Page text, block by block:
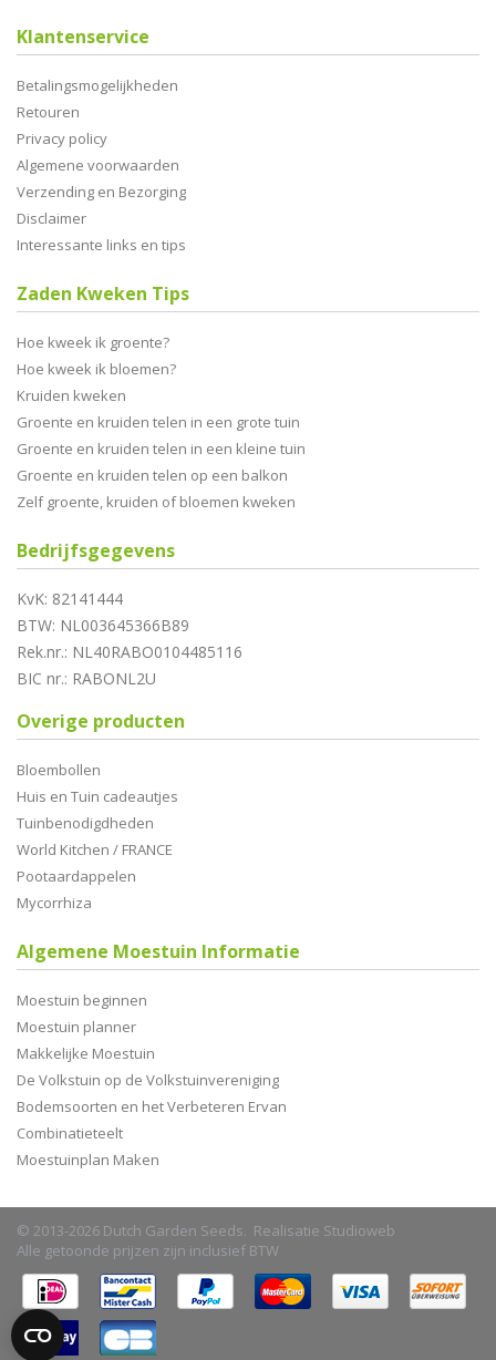
Klantenservice
Betalingsmogelijkheden
Retouren
Privacy policy
Algemene voorwaarden
Verzending en Bezorging
Disclaimer
Interessante links en tips
Zaden Kweken Tips
Hoe kweek ik groente?
Hoe kweek ik bloemen?
Kruiden kweken
Groente en kruiden telen in een grote tuin
Groente en kruiden telen in een kleine tuin
Groente en kruiden telen op een balkon
Zelf groente, kruiden of bloemen kweken
Bedrijfsgegevens
KvK: 82141444
BTW: NL003645366B89
Rek.nr.: NL40RABO0104485116
BIC nr.: RABONL2U
Overige producten
Bloembollen
Huis en Tuin cadeautjes
Tuinbenodigdheden
World Kitchen / FRANCE
Pootaardappelen
Mycorrhiza
Algemene Moestuin Informatie
Moestuin beginnen
Moestuin planner
Makkelijke Moestuin
De Volkstuin op de Volkstuinvereniging
Bodemsoorten en het Verbeteren Ervan
Combinatieteelt
Moestuinplan Maken
© 2013-2026 Dutch Garden Seeds. Realisatie Studioweb
Alle getoonde prijzen zijn inclusief BTW